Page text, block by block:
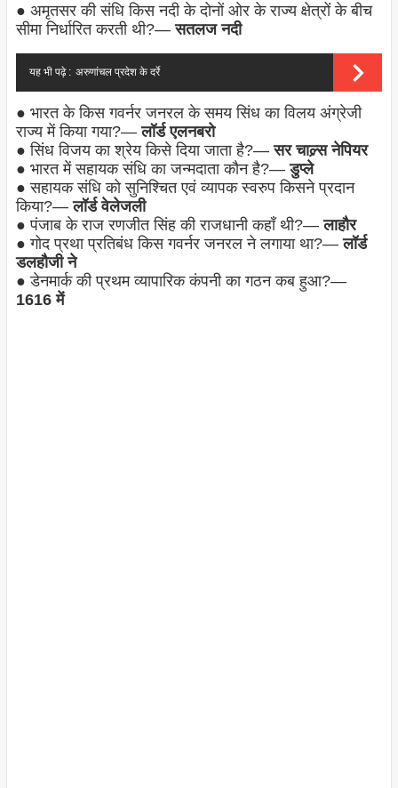
● अमृतसर की संधि किस नदी के दोनों ओर के राज्य क्षेत्रों के बीच
सीमा निर्धारित करती थी?—सतलज नदी
यह भी पढ़े : अरुणांचल प्रदेश के दर्रे
● भारत के किस गवर्नर जनरल के समय सिंध का विलय अंग्रेजी
राज्य में किया गया?—लॉर्ड एलनबरो
● सिंध विजय का श्रेय किसे दिया जाता है?—सर चाल्र्स नेपियर
● भारत में सहायक संधि का जन्मदाता कौन है?—डुप्ले
● सहायक संधि को सुनिश्चित एवं व्यापक स्वरुप किसने प्रदान
किया?—लॉर्ड वेलेजली
● पंजाब के राज रणजीत सिंह की राजधानी कहाँ थी?—लाहौर
● गोद प्रथा प्रतिबंध किस गवर्नर जनरल ने लगाया था?—लॉर्ड
डलहौजी ने
● डेनमार्क की प्रथम व्यापारिक कंपनी का गठन कब हुआ?—
1616 में